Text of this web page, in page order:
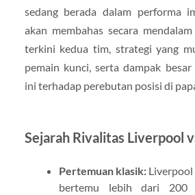
sedang berada dalam performa
akan membahas secara
terkini kedua tim, strategi yang
pemain kunci, serta dampak
ini terhadap perebutan posisi di
Sejarah Rivalitas Liverpool
Pertemuan klasik:Liverpool
bertemu lebih dari 200